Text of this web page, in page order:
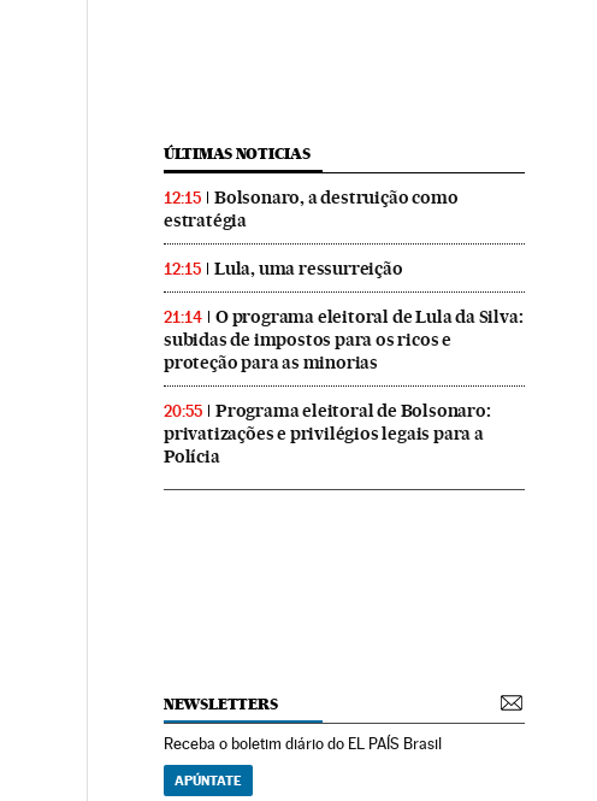
ÚLTIMAS NOTICIAS
12:15
Bolsonaro, a destruição como
estratégia
12:15 Lula, uma ressurreição
21:14
O programa eleitoral de Lula da Silva:
subidas de impostos para os ricos e
proteção para as minorias
20:55
Programa eleitoral de Bolsonaro:
privatizações e privilégios legais para a
Polícia
NEWSLETTERS
Receba o boletim diário do EL PAÍS Brasil
APÚNTATE